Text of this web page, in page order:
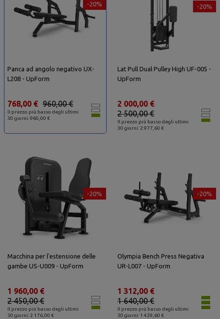
-20%
Panca ad angolo negativo UX-
L208 - UpForm
Il prezzo più basso degli ultimi
30 giorni: 960,00 €
960,00 €
768,00 €
-20%
Lat Pull Dual Pulley High UF-005 -
UpForm
Il prezzo più basso degli ultimi
30 giorni: 2 977,60 €
2 500,00 €
2 000,00 €
-20%
Macchina per l'estensione delle
gambe US-U009 - UpForm
Il prezzo più basso degli ultimi
30 giorni: 2 176,00 €
2 450,00 €
1 960,00 €
-20%
Olympia Bench Press Negativa
UR-L007 - UpForm
Il prezzo più basso degli ultimi
30 giorni: 1 429,60 €
1 640,00 €
1 312,00 €